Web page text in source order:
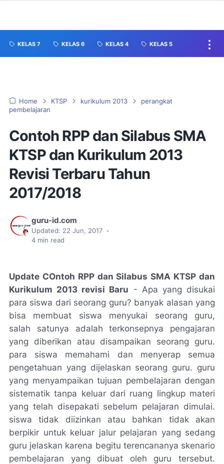
KELAS 7 KELAS 6 KELAS 4 KELAS 5
Home KTSP kurikulum 2013
perangkat
pembelajaran
Contoh RPP dan Silabus SMA
KTSP dan Kurikulum 2013
Revisi Terbaru Tahun
2017/2018
guru-id.com
Updated: 22 Jun, 2017 •
4 min read
Update COntoh RPP dan Silabus SMA KTSP dan
Kurikulum 2013 revisi Baru - Apa yang disukai
para siswa dari seorang guru? banyak alasan yang
bisa membuat siswa menyukai seorang guru,
salah satunya adalah terkonsepnya pengajaran
yang diberikan atau disampaikan seorang guru.
para siswa memahami dan menyerap semua
pengetahuan yang dijelaskan seorang guru. guru
yang menyampaikan tujuan pembelajaran dengan
sistematik tanpa keluar dari ruang lingkup materi
yang telah disepakati sebelum pelajaran dimulai.
siswa tidak diizinkan atau bahkan tidak akan
berpikir untuk keluar jalur pelajaran yang sedang
guru jelaskan karena begitu terencananya skenario
pembelajaran yang dibuat oleh guru tersebut.